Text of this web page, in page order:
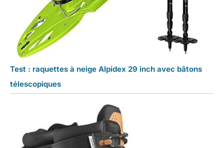
Test : raquettes à neige Alpidex 29 inch avec bâtons
télescopiques